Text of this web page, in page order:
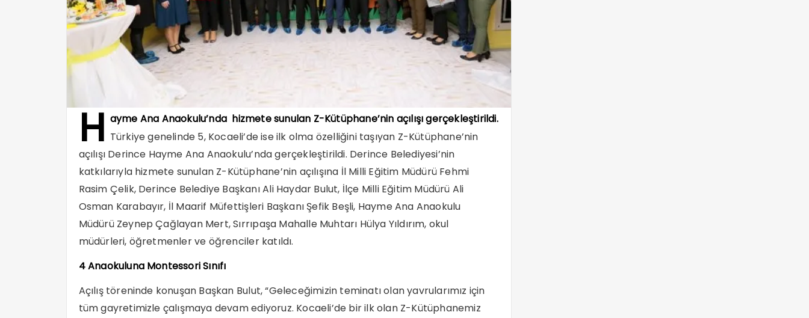
H ayme Ana Anaokulu’nda hizmete sunulan Z-Kütüphane’nin açılışı gerçekleştirildi.
Türkiye genelinde 5, Kocaeli’de ise ilk olma özelliğini taşıyan Z-Kütüphane’nin
açılışı Derince Hayme Ana Anaokulu’nda gerçekleştirildi. Derince Belediyesi’nin
katkılarıyla hizmete sunulan Z-Kütüphane’nin açılışına İl Milli Eğitim Müdürü Fehmi
Rasim Çelik, Derince Belediye Başkanı Ali Haydar Bulut, İlçe Milli Eğitim Müdürü Ali
Osman Karabayır, İl Maarif Müfettişleri Başkanı Şefik Beşli, Hayme Ana Anaokulu
Müdürü Zeynep Çağlayan Mert, Sırrıpaşa Mahalle Muhtarı Hülya Yıldırım, okul
müdürleri, öğretmenler ve öğrenciler katıldı.
4 Anaokuluna Montessori Sınıfı
Açılış töreninde konuşan Başkan Bulut, “Geleceğimizin teminatı olan yavrularımız için
tüm gayretimizle çalışmaya devam ediyoruz. Kocaeli’de bir ilk olan Z-Kütüphanemiz